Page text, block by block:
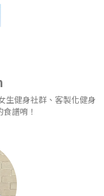
健身社群、客製化健身
譜唷！